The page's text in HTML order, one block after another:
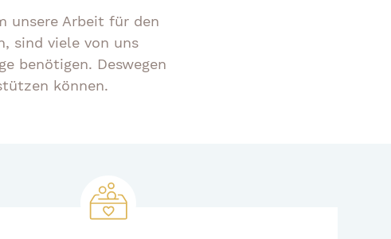
unsere Arbeit für den
sind viele von uns
benötigen. Deswegen
können.